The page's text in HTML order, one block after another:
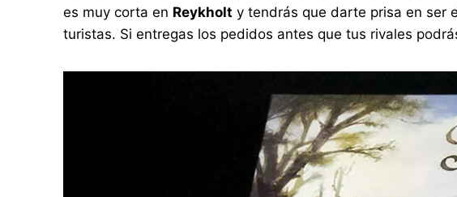
es muy corta en Reykholt y tendrás que darte prisa en ser
turistas. Si entregas los pedidos antes que tus rivales